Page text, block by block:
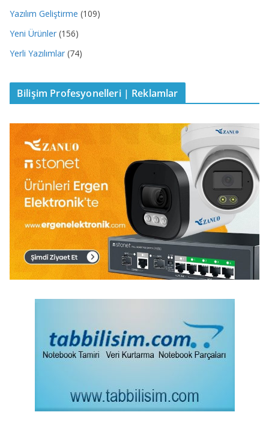
Yazılım Geliştirme (109)
Yeni Ürünler (156)
Yerli Yazılımlar (74)
Bilişim Profesyonelleri | Reklamlar